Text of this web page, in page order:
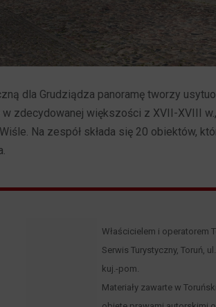
dla Grudziądza panoramę tworzy
w zdecydowanej większości z XVII-XVIII
Na zespół składa się 20 obiektów,
Właścicielem i operatorem
Serwis Turystyczny, Toruń,
kuj.-pom.
Materiały zawarte w